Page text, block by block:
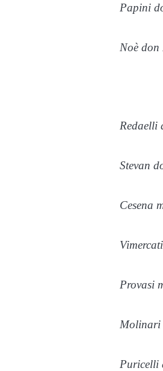
Papini
Noè don
Redaelli
Stevan
Cesena
Provasi
Molinari
Puricelli